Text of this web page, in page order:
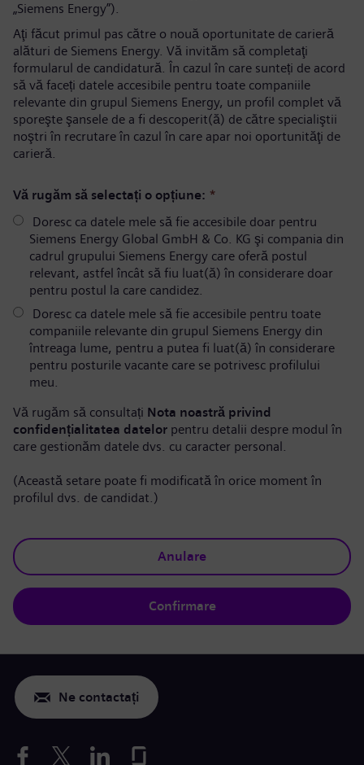
„Siemens Energy”).
Aţi făcut primul pas către o nouă oportunitate de carieră
alături de Siemens Energy. Vă invităm să completaţi
formularul de candidatură. În cazul în care sunteți de acord
să vă faceți datele accesibile pentru toate companiile
relevante din grupul Siemens Energy, un profil complet vă
sporeşte şansele de a fi descoperit(ă) de către specialiştii
noştri în recrutare în cazul în care apar noi oportunităţi de
carieră.
Vă rugăm să selectați o opțiune: *
Doresc ca datele mele să fie accesibile doar pentru
Siemens Energy Global GmbH & Co. KG şi compania din
cadrul grupului Siemens Energy care oferă postul
relevant, astfel încât să fiu luat(ă) în considerare doar
pentru postul la care candidez.
Doresc ca datele mele să fie accesibile pentru toate
companiile relevante din grupul Siemens Energy din
întreaga lume, pentru a putea fi luat(ă) în considerare
pentru posturile vacante care se potrivesc profilului
meu.
Vă rugăm să consultați Nota noastră privind
confidențialitatea datelor pentru detalii despre modul în
care gestionăm datele dvs. cu caracter personal.
(Această setare poate fi modificată în orice moment în
profilul dvs. de candidat.)
Anulare
Confirmare
Ne contactați